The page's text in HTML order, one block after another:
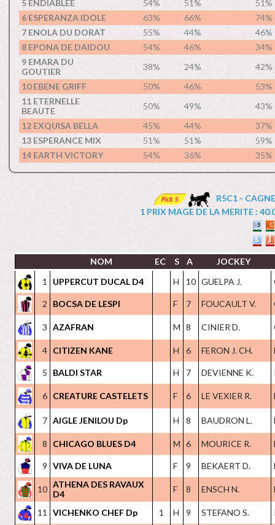
5 ENDIABLEE 54% 51%
51%
6 ESPERANZA IDOLE
63% 66%
74%
7 ENOLA DU DORAT
55% 44%
46%
8 EPONA DE DAIDOU
54% 46%
34%
9 EMARA DU
GOUTIER
38% 24%
42%
10 EBENE GRIFF
50% 46%
53%
11 ETERNELLE
BEAUTE
50% 49%
43%
12 EXQUISA BELLA
45% 44%
37%
13 ESPERANCE MIX
51% 51%
59%
14 EARTH VICTORY
54% 36% 35%
R5C1 -
1 PRIX MAGE DE LA MERITE :
NOM EC S A
JOCKEY
1
UPPERCUT DUCAL D4 H 10 GUELPA J.
2 BOCSA DE LESPI F 7 FOUCAULT V.
3 AZAFRAN M 8 CINIER D.
4 CITIZEN KANE H 6 FERON J. CH.
5 BALDI STAR H 7 DEVIENNE K.
6 CREATURE CASTELETS F 6 LE VEXIER R.
7 AIGLE JENILOU Dp H 8 BAUDRON L.
8 CHICAGO BLUES D4 M 6 MOURICE R.
9 VIVA DE LUNA F 9 BEKAERT D.
10 ATHENA DES RAVAUX
D4
F 8 ENSCH N.
11 VICHENKO CHEF Dp 1 H 9 STEFANO S.